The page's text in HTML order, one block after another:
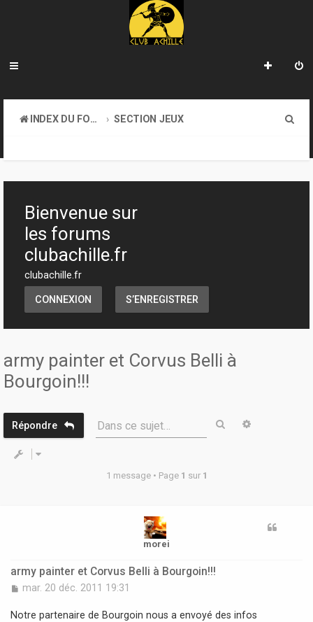
INDEX DU FORUM
SECTION JEUX
h
Bienvenue sur
les forums
clubachille.fr
clubachille.fr
CONNEXION S’ENREGISTRER
army painter et Corvus Belli à
Bourgoin!!!
Répondre Dans ce sujet… Rechercher
1 message • Page 1 sur 1
morei
army painter et Corvus Belli à Bourgoin!!!
M
s
mar. 20 déc. 2011 19:31
Notre partenaire de Bourgoin nous a envoyé des infos